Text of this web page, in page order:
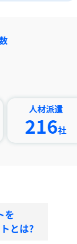
人材派遣
216社
を
とは?